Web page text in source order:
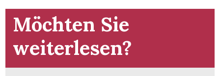
Möchten Sie
weiterlesen?